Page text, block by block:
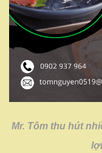
Mr. Tôm thu hút